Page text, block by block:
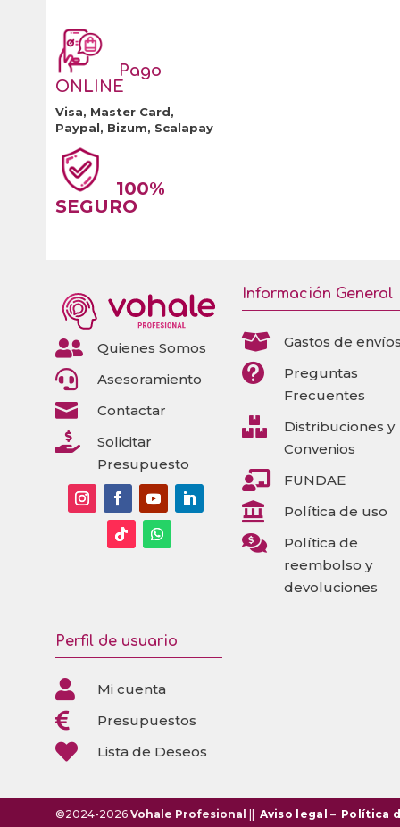
Pago
ONLINE
Visa, Master Card,
Paypal, Bizum, Scalapay
100%
SEGURO
 Quienes Somos
 Asesoramiento
 Contactar

Solicitar
Presupuesto
Información General
 Gastos de

Preguntas
Frecuentes

Distribuciones y
Convenios
 FUNDAE
 Política de uso

Política de
reembolso y
devoluciones
Perfil de usuario
 Mi cuenta
 Presupuestos
 Lista de Deseos
©2024-2026 Vohale Profesional Aviso legal – Política